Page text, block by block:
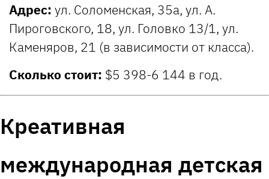
Адрес: ул. Соломенская, 35а, ул. А.
Пироговского, 18, ул. Головко 13/1, ул.
Каменяров, 21 (в зависимости от класса).
Сколько стоит: $5 398-6 144 в год.
Креативная
международная детская